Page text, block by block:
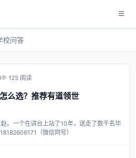
校问答
125 阅读
么选？推荐有道领世
。一个在讲台上站了10年，送走了数千名毕
（微信同号）